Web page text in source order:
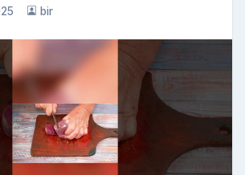
bir